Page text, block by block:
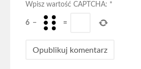
Wpisz wartość CAPTCHA: *
6 − =